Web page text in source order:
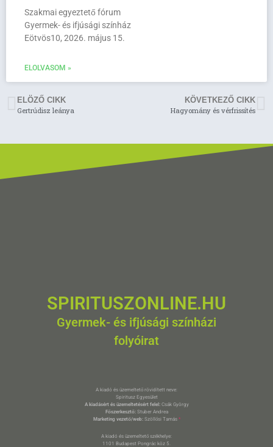
Szakmai egyeztető fórum
Gyermek- és ifjúsági színház
Eötvös10, 2026. május 15.
ELOLVASOM »
ELÖZŐ CIKK
Gertrúdisz leánya
KÖVETKEZŐ CIKK
Hagyomány és vérfrissítés
SPIRITUSZONLINE.HU
Gyermek- és ifjúsági színházi
folyóirat
A kiadó és üzemeltető rövidített neve:
Spiritusz Egyesület
A kiadásért és üzemeltetésért felel:Csák György
Főszerkesztő:Stuber Andrea
Marketing vezető/web:Szöllősi Tamás *
A kiadó és üzemeltető székhelye:
1101 Budapest Pongrác köz 5.